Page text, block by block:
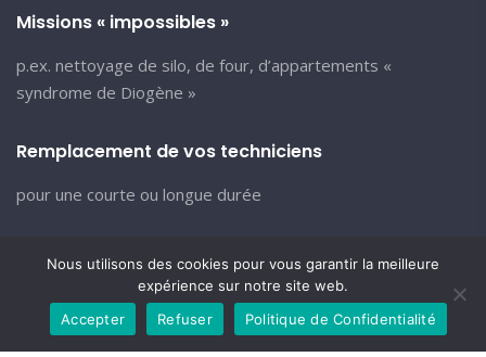
Missions « impossibles »
p.ex. nettoyage de silo, de four, d’appartements «
syndrome de Diogène »
Remplacement de vos techniciens
pour une courte ou longue durée
© ACD Nettoyage 2025 -ACD-Nettoyage.com- Mentions légales-
Nous utilisons des cookies pour vous garantir la meilleure
expérience sur notre site web.
Accepter
Refuser Politique de Confidentialité